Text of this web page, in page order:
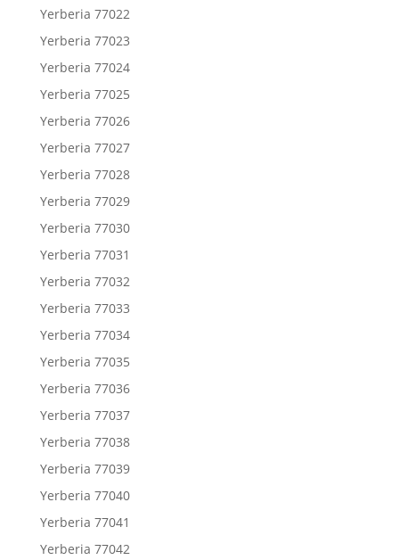
Yerberia 77022
Yerberia 77023
Yerberia 77024
Yerberia 77025
Yerberia 77026
Yerberia 77027
Yerberia 77028
Yerberia 77029
Yerberia 77030
Yerberia 77031
Yerberia 77032
Yerberia 77033
Yerberia 77034
Yerberia 77035
Yerberia 77036
Yerberia 77037
Yerberia 77038
Yerberia 77039
Yerberia 77040
Yerberia 77041
Yerberia 77042